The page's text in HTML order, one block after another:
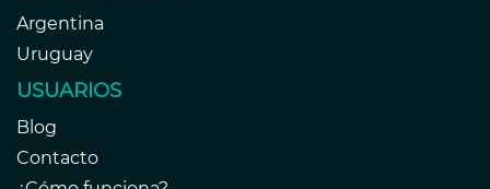
Argentina
Uruguay
USUARIOS
Blog
Contacto